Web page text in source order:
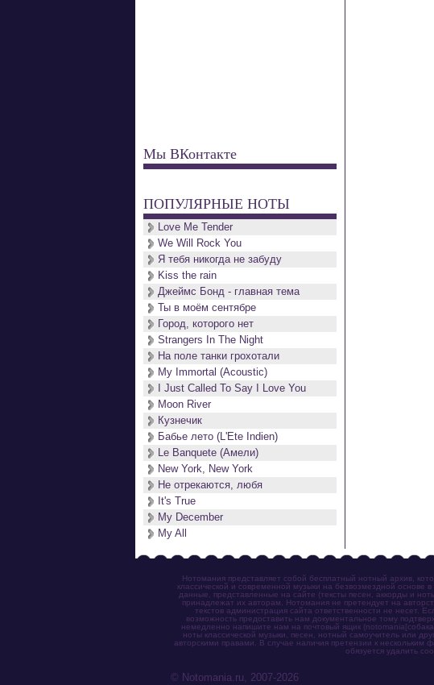
Мы ВКонтакте
ПОПУЛЯРНЫЕ НОТЫ
Love Me Tender
We Will Rock You
Я тебя никогда не забуду
Kiss the rain
Джеймс Бонд - главная тема
Ты в моём сентябре
Город, которого нет
Strangers In The Night
На поле танки грохотали
My Immortal (Acoustic)
I Just Called To Say I Love You
Moon River
Кузнечик
Бабье лето (L'Ete Indien)
Le Banquete (Амели)
New York, New York
Не отрекаются, любя
It's True
My December
My All
Нотомания представляет собой бесплатный нотный архив,
классической и современной музыки на безвозмездной основе
данные, представленные на сайте (тексты песен, аккорды и
принадлежат их авторам. Нотомания не претендует на
текстов администрация сайта ответственности не несет.
возможность предоставить нам документальное тому
немедленно напишите нам на почтовый ящик
ноты классической музыки, песен, нотный самоучитель или
авторскими правами. В случае наличия претензии к
обязуется удалить
© Notomania.ru, 2007-2026